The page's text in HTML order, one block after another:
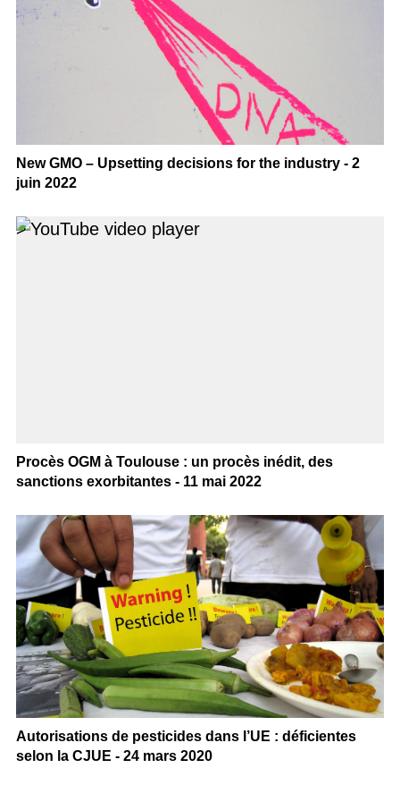
New GMO – Upsetting decisions for the industry - 2
juin 2022
>
Procès OGM à Toulouse : un procès inédit, des
sanctions exorbitantes - 11 mai 2022
Autorisations de pesticides dans l’UE : déficientes
selon la CJUE - 24 mars 2020